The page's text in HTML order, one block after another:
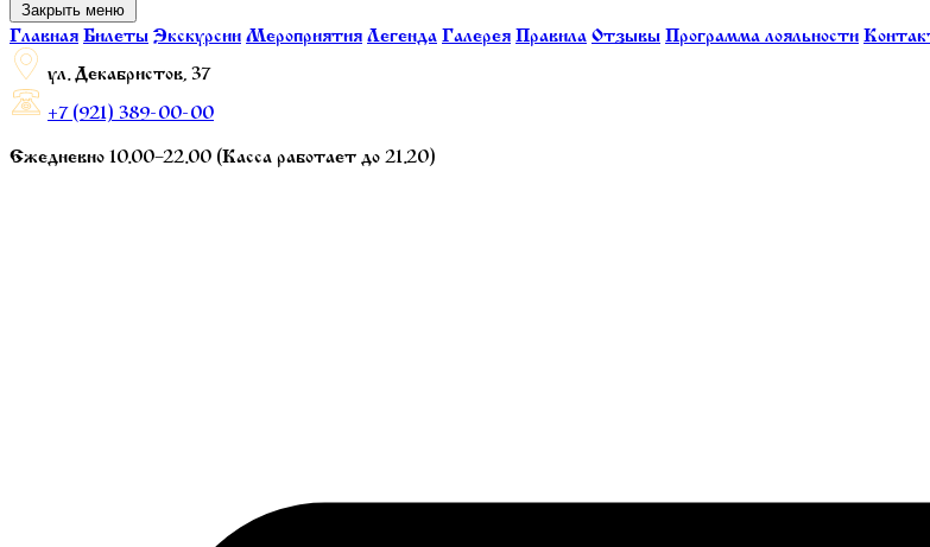
Закрыть меню
ГлавнаяБилетыЭкскурсииМероприятияЛегендаГалереяПравилаОтзывыПрограмма лояльности
ул. Декабристов, 37
+7 (921) 389-00-00
Ежедневно 10.00–22.00 (Касса работает до 21.20)